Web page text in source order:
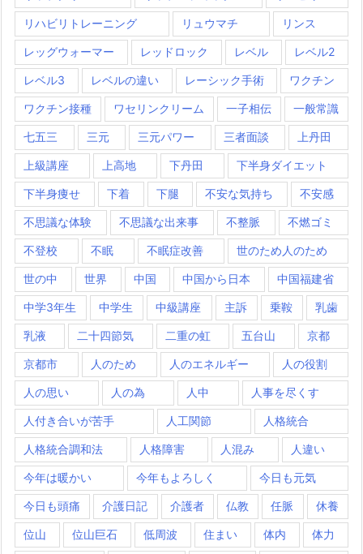
リハビリトレーニング リュウマチ リンス
レッグウォーマー レッドロック レベル レベル2
レベル3 レベルの違い レーシック手術 ワクチン
ワクチン接種 ワセリンクリーム 一子相伝 一般常識
七五三 三元 三元パワー 三者面談 上丹田
上級講座 上高地 下丹田 下半身ダイエット
下半身痩せ 下着 下腿 不安な気持ち 不安感
不思議な体験 不思議な出来事 不整脈 不燃ゴミ
不登校 不眠 不眠症改善 世のため人のため
世の中 世界 中国 中国から日本 中国福建省
中学3年生 中学生 中級講座 主訴 乗鞍 乳歯
乳液 二十四節気 二重の虹 五台山 京都
京都市 人のため 人のエネルギー 人の役割
人の思い 人の為 人中 人事を尽くす
人付き合いが苦手 人工関節 人格統合
人格統合調和法 人格障害 人混み 人違い
今年は暖かい 今年もよろしく 今日も元気
今日も頭痛 介護日記 介護者 仏教 任脈 休養
位山 位山巨石 低周波 住まい 体内 体力